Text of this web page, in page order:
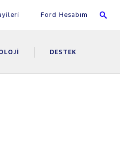
Ford Hesabım
DESTEK